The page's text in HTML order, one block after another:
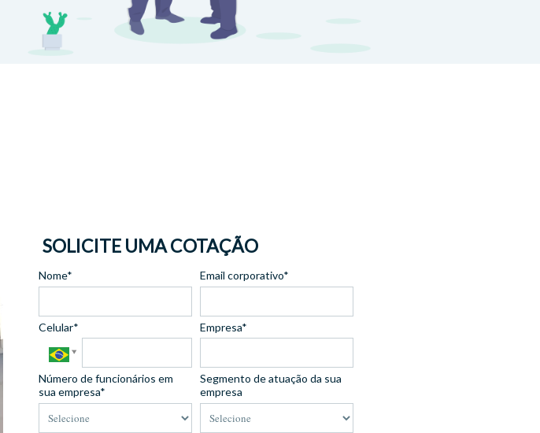
SOLICITE UMA COTAÇÃO
Nome* Email corporativo*
Celular* Empresa*
Número de funcionários em
sua empresa*
Segmento de atuação da sua
empresa